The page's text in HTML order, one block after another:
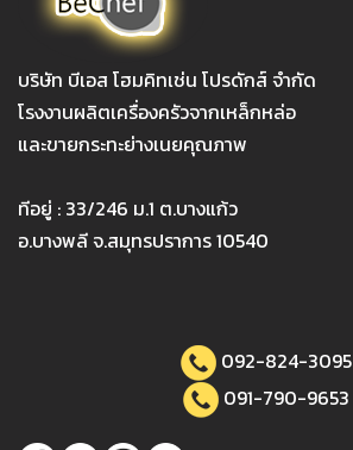
บริษัท บีเอส โฮมคิทเช่น โปรดักส์ จำกัด
โรงงานผลิตเครื่องครัวจากเหล็กหล่อ
และขายกระทะย่างเนยคุณภาพ
ทีอยู่ : 33/246 ม.1 ต.บางแก้ว
อ.บางพลี จ.สมุทรปราการ 10540
092-824-3095
091-790-9653